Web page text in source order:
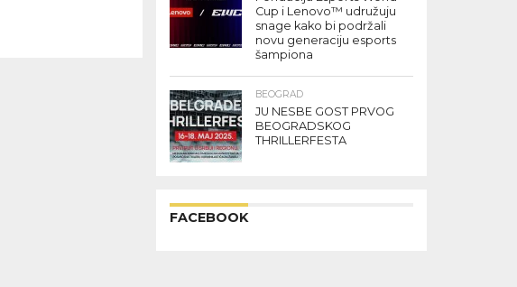
Cup i Lenovo™ udružuju
snage kako bi podržali
novu generaciju esports
šampiona
BEOGRAD
JU NESBE GOST PRVOG
BEOGRADSKOG
THRILLERFESTA
FACEBOOK